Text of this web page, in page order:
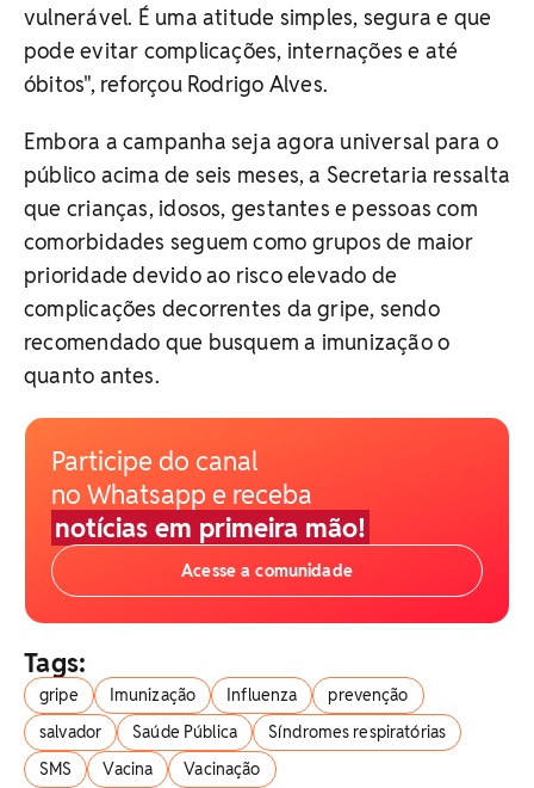
vulnerável. É uma atitude simples, segura e que
pode evitar complicações, internações e até
óbitos", reforçou Rodrigo Alves.
Embora a campanha seja agora universal para o
público acima de seis meses, a Secretaria ressalta
que crianças, idosos, gestantes e pessoas com
comorbidades seguem como grupos de maior
prioridade devido ao risco elevado de
complicações decorrentes da gripe, sendo
recomendado que busquem a imunização o
quanto antes.
Participe do canal
no Whatsapp e receba
notícias em primeira mão!
Acesse a comunidade
Tags:
gripe Imunização Influenza
prevenção
salvador
Saúde Pública
Síndromes respiratórias
SMS
Vacina Vacinação